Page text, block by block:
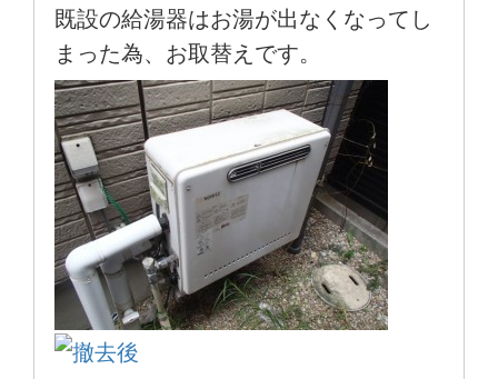
既設の給湯器はお湯が出なくなってし
まった為、お取替えです。